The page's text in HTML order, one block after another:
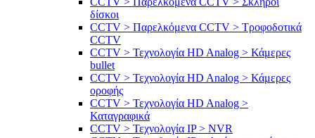
δίσκοι
CCTV > Παρελκόμενα CCTV > Τροφοδοτικά
CCTV
CCTV > Τεχνολογία HD Analog > Κάμερες
bullet
CCTV > Τεχνολογία HD Analog > Κάμερες
οροφής
CCTV > Τεχνολογία HD Analog >
Καταγραφικά
CCTV > Τεχνολογία IP > NVR